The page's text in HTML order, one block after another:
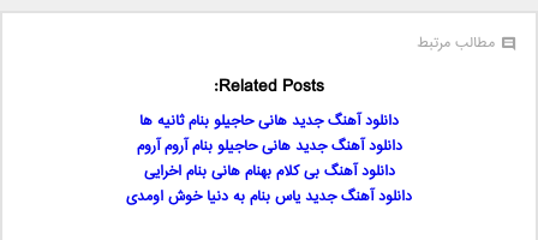
مطالب مرتبط
Related Posts:
دانلود آهنگ جدید هانی حاجیلو بنام ثانیه ها
دانلود آهنگ جدید هانی حاجیلو بنام آروم آروم
دانلود آهنگ بی کلام بهنام هانی بنام اخرایی
دانلود آهنگ جدید یاس بنام به دنیا خوش اومدی